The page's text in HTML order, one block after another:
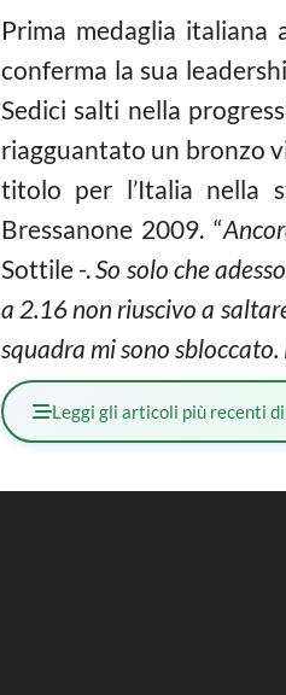
Prima medaglia
conferma la sua
Sedici salti nella
riagguantato un bronzo
titolo per l’Italia nella
Bressanone 2009. “
Sottile -.So solo che
a 2.16 non riuscivo a
squadra mi sono
Leggi gli articoli più recenti di